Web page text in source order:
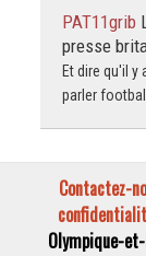
PAT11grib
presse
Et dire qu'il y
parler
Contactez-
Olympique-